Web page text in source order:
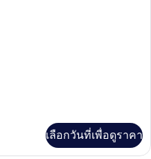
เลือกวันที่เพื่อดูราคา